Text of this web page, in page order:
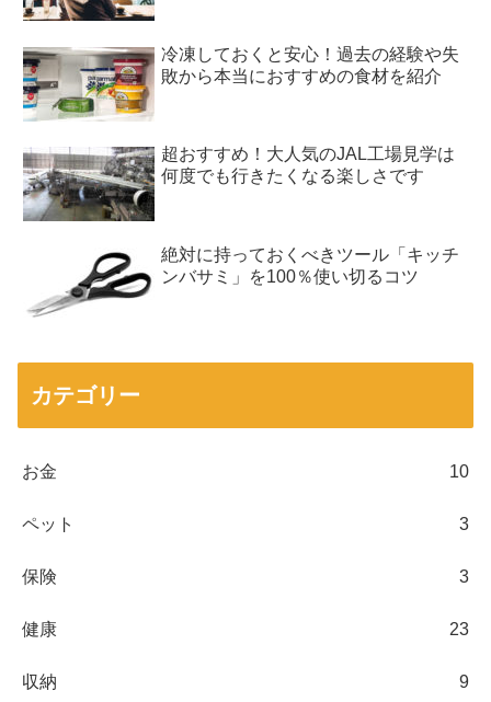
冷凍しておくと安心！過去の経験や失
敗から本当におすすめの食材を紹介
超おすすめ！大人気のJAL工場見学は
何度でも行きたくなる楽しさです
絶対に持っておくべきツール「キッチ
ンバサミ」を100％使い切るコツ
カテゴリー
お金 10
ペット 3
保険 3
健康 23
収納 9